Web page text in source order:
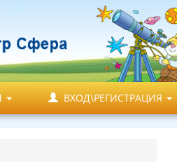
ВХОД\РЕГИСТРАЦИЯ